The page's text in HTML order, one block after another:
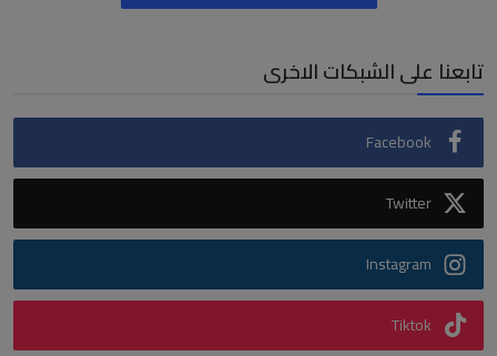
تابعنا على الشبكات الاخرى
Facebook
Twitter
Instagram
Tiktok